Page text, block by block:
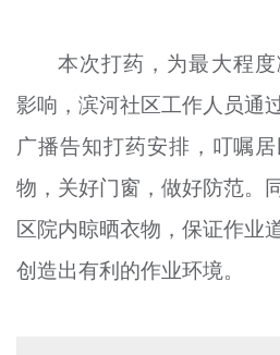
本次打药，为最大程
影响，滨河社区工作人员通
广播告知打药安排，叮嘱
物，关好门窗，做好防范。
区院内晾晒衣物，保证作业
创造出有利的作业环境。